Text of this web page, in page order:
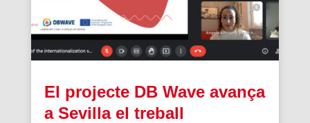
El projecte DB Wave avança
a Sevilla el treball